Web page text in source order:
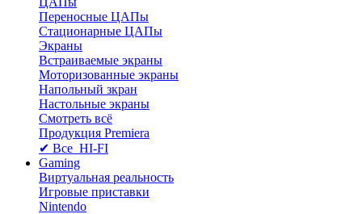
Переносные ЦАПы
Стационарные ЦАПы
Экраны
Встраиваемые экраны
Моторизованные экраны
Напольный зкран
Настольные экраны
Смотреть всё
Продукция Premiera
✔ Все HI-FI
Gaming
Виртуальная реальность
Игровые приставки
Nintendo